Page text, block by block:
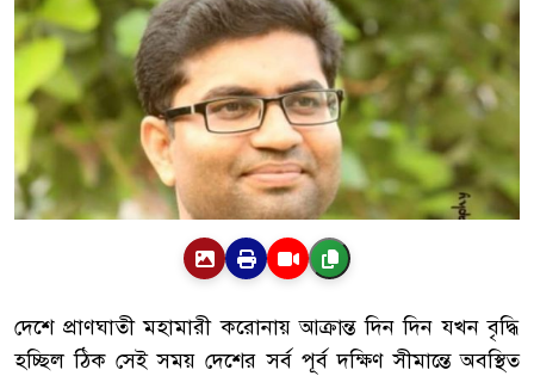
দেশে প্রাণঘাতী মহামারী করোনায় আক্রান্ত দিন দিন যখন বৃদ্ধি
হচ্ছিল ঠিক সেই সময় দেশের সর্ব পূর্ব দক্ষিণ সীমান্তে অবস্থিত